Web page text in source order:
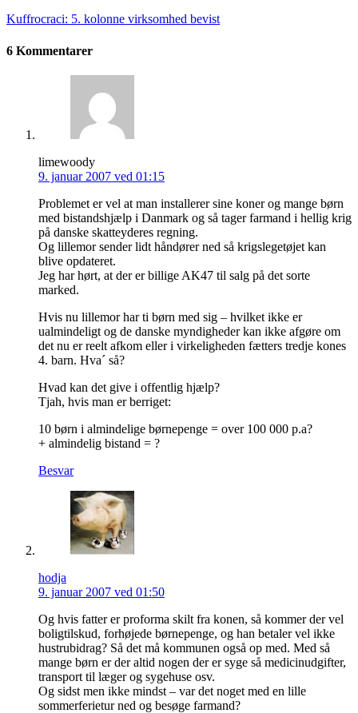
Kuffrocraci: 5. kolonne virksomhed bevist
6 Kommentarer
limewoody
9. januar 2007 ved 01:15
Problemet er vel at man installerer sine koner og mange børn
med bistandshjælp i Danmark og så tager farmand i hellig krig
på danske skatteyderes regning.
Og lillemor sender lidt håndører ned så krigslegetøjet kan
blive opdateret.
Jeg har hørt, at der er billige AK47 til salg på det sorte
marked.
Hvis nu lillemor har ti børn med sig – hvilket ikke er
ualmindeligt og de danske myndigheder kan ikke afgøre om
det nu er reelt afkom eller i virkeligheden fætters tredje kones
4. barn. Hva´ så?
Hvad kan det give i offentlig hjælp?
Tjah, hvis man er berriget:
10 børn i almindelige børnepenge = over 100 000 p.a?
+ almindelig bistand = ?
Besvar
hodja
9. januar 2007 ved 01:50
Og hvis fatter er proforma skilt fra konen, så kommer der vel
boligtilskud, forhøjede børnepenge, og han betaler vel ikke
hustrubidrag? Så det må kommunen også op med. Med så
mange børn er der altid nogen der er syge så medicinudgifter,
transport til læger og sygehuse osv.
Og sidst men ikke mindst – var det noget med en lille
sommerferietur ned og besøge farmand?